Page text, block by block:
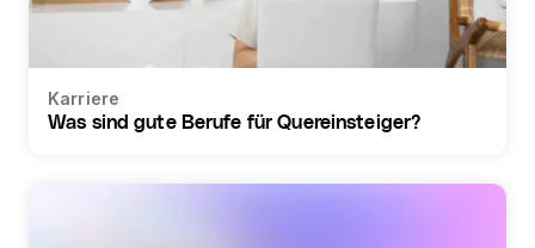
Karriere
Was sind gute Berufe für Quereinsteiger?